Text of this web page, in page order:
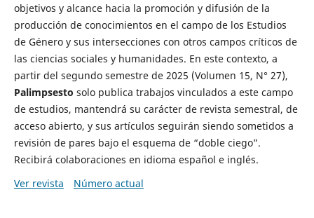
objetivos y alcance hacia la promoción y difusión de la
producción de conocimientos en el campo de los Estudios
de Género y sus intersecciones con otros campos críticos de
las ciencias sociales y humanidades. En este contexto, a
partir del segundo semestre de 2025 (Volumen 15, N° 27),
Palimpsesto solo publica trabajos vinculados a este campo
de estudios, mantendrá su carácter de revista semestral, de
acceso abierto, y sus artículos seguirán siendo sometidos a
revisión de pares bajo el esquema de “doble ciego”.
Recibirá colaboraciones en idioma español e inglés.
Ver revista
Número actual